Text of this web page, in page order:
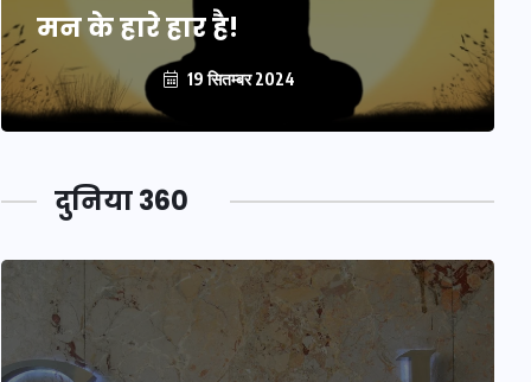
मन के हारे हार है!
19 सितम्बर 2024
दुनिया 360